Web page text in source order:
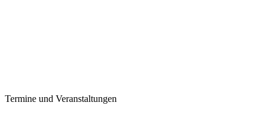
Termine und Veranstaltungen